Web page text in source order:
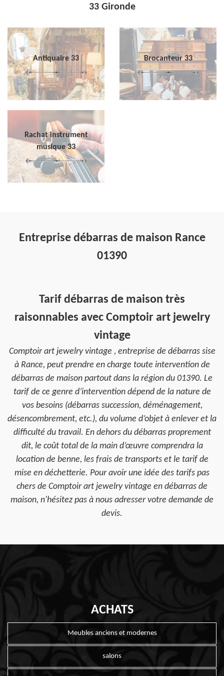
33 Gironde
Antiquaire 33 Brocanteur 33
Rachat instrument
musique 33
Entreprise débarras de maison Rance
01390
Tarif débarras de maison très
raisonnables avec Comptoir art jewelry
vintage
Comptoir art jewelry vintage , entreprise de débarras sise
à Rance, peut prendre en charge toute intervention de
débarras de maison partout dans la région du 01390. Le
tarif de ce genre d’intervention dépend de la nature de
vos besoins (débarras succession, déménagement,
désencombrement, etc.), du volume d’objet à enlever et la
difficulté du travail. En dehors du débarras proprement
dit, le coût total de la main d’œuvre comprendra la
location de benne, les frais de transports et le tarif de
mise en déchetterie. Pour avoir une idée des tarifs pas
chers de Comptoir art jewelry vintage en débarras de
maison, n'hésitez pas à nous adresser votre demande de
devis.
ACHATS
Meubles anciens et modernes
salons